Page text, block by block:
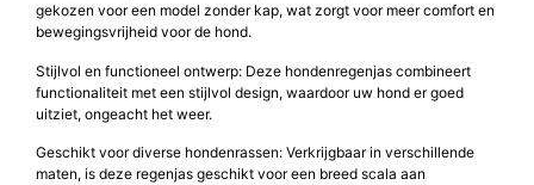
gekozen voor een model zonder kap, wat zorgt voor meer comfort en
bewegingsvrijheid voor de hond.
Stijlvol en functioneel ontwerp: Deze hondenregenjas combineert
functionaliteit met een stijlvol design, waardoor uw hond er goed
uitziet, ongeacht het weer.
Geschikt voor diverse hondenrassen: Verkrijgbaar in verschillende
maten, is deze regenjas geschikt voor een breed scala aan